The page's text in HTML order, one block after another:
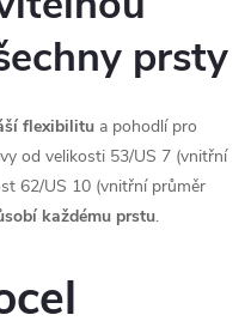
prsty
flexibilitu a pohodlí pro
od velikosti 53/US 7 (vnitřní
62/US 10 (vnitřní průměr
každému prstu.